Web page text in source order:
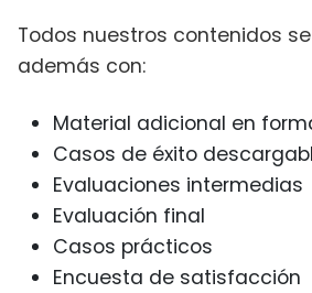
Todos nuestros contenidos
además con:
Material adicional en
Casos de éxito
Evaluaciones intermedias
Evaluación final
Casos prácticos
Encuesta de satisfacción